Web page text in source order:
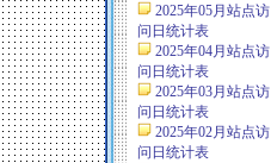
2025年05月站点访
问日统计表
2025年04月站点访
问日统计表
2025年03月站点访
问日统计表
2025年02月站点访
问日统计表